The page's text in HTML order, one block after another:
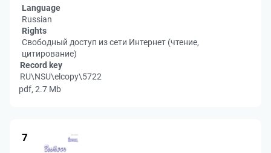
Language
Russian
Rights
Свободный доступ из сети Интернет (чтение,
цитирование)
Record key
RU\NSU\elcopy\5722
pdf, 2.7 Mb
7